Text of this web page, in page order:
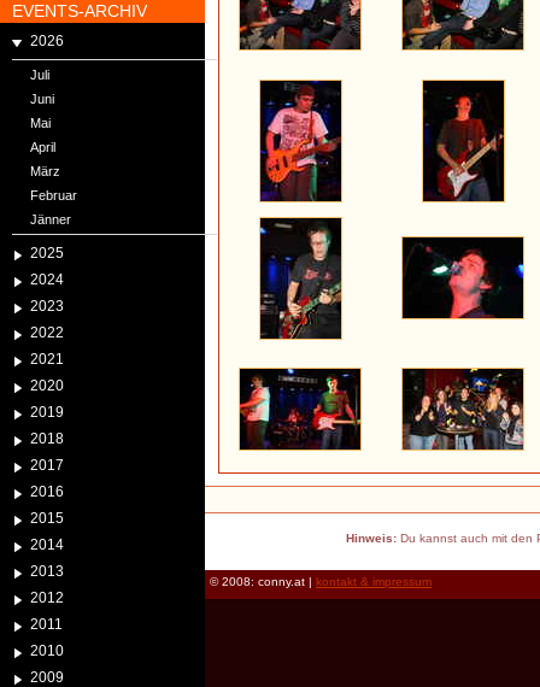
EVENTS-ARCHIV
2026
Juli
Juni
Mai
April
März
Februar
Jänner
2025
2024
2023
2022
2021
2020
2019
2018
2017
2016
2015
2014
2013
2012
2011
2010
2009
Hinweis:Du kannst auch mit den
© 2008: conny.at | kontakt & impressum